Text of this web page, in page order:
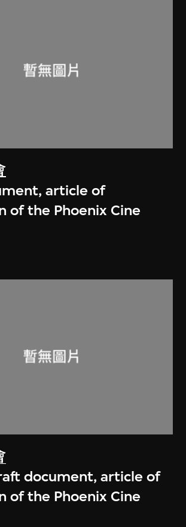
article of
of the Phoenix Cine
document, article of
of the Phoenix Cine